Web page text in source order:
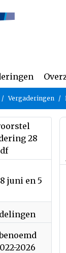
Vergaderingen
28
juni en 5
2026